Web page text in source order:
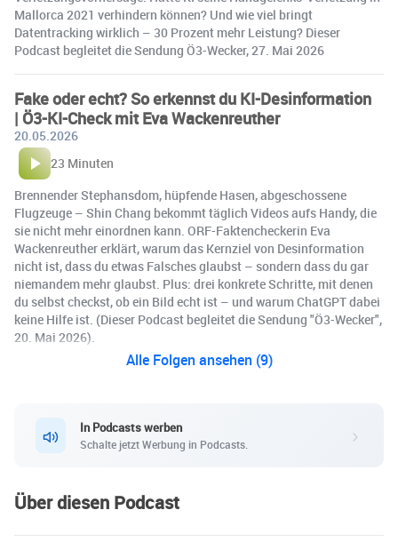
Mallorca 2021 verhindern können? Und wie viel bringt
Datentracking wirklich – 30 Prozent mehr Leistung? Dieser
Podcast begleitet die Sendung Ö3-Wecker, 27. Mai 2026
Fake oder echt? So erkennst du KI-Desinformation
| Ö3-KI-Check mit Eva Wackenreuther
20.05.2026
23 Minuten
Brennender Stephansdom, hüpfende Hasen, abgeschossene
Flugzeuge – Shin Chang bekommt täglich Videos aufs Handy, die
sie nicht mehr einordnen kann. ORF-Faktencheckerin Eva
Wackenreuther erklärt, warum das Kernziel von Desinformation
nicht ist, dass du etwas Falsches glaubst – sondern dass du gar
niemandem mehr glaubst. Plus: drei konkrete Schritte, mit denen
du selbst checkst, ob ein Bild echt ist – und warum ChatGPT dabei
keine Hilfe ist. (Dieser Podcast begleitet die Sendung "Ö3-Wecker",
20. Mai 2026).
Alle Folgen ansehen (9)
In Podcasts werben
Schalte jetzt Werbung in Podcasts.
Über diesen Podcast